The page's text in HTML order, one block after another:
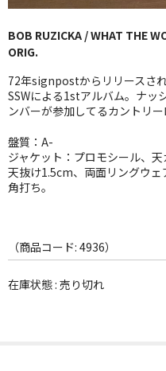
BLUE NOTE
JAZZ-EU
JAZZ-JP
JAZZ-VOCAL
J-POP
ROCK
WORLD
その他
BOB RUZICKA / WHAT THE
ORIG.
72年signpostからリリースさ
SSWによる1stアルバム。ナッ
ンバーが参加してるカントリー
盤質：A-
ジャケット：プロモシール、
天抜け1.5cm、両面リングウ
角打ち。
（商品コード: 4936）
在庫状態 : 売り切れ